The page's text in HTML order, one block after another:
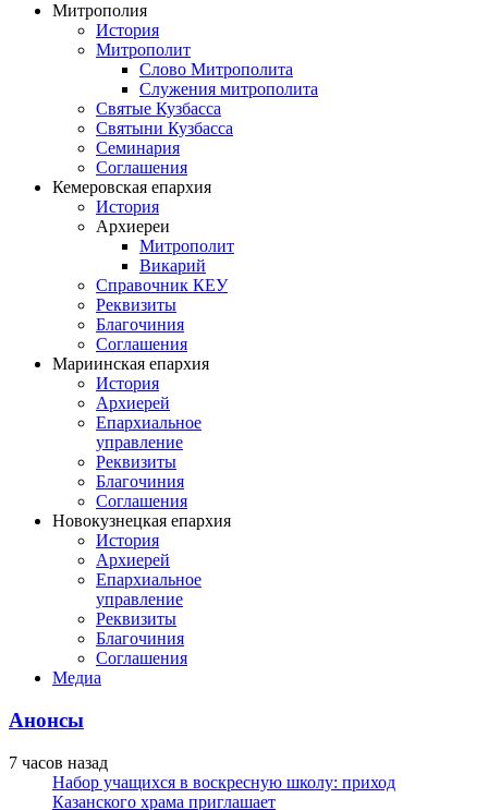
Митрополия
История
Митрополит
Слово Митрополита
Служения митрополита
Святые Кузбасса
Святыни Кузбасса
Семинария
Соглашения
Кемеровская епархия
История
Архиереи
Митрополит
Викарий
Справочник КЕУ
Реквизиты
Благочиния
Соглашения
Мариинская епархия
История
Архиерей
Епархиальное
управление
Реквизиты
Благочиния
Соглашения
Новокузнецкая епархия
История
Архиерей
Епархиальное
управление
Реквизиты
Благочиния
Соглашения
Медиа
Анонсы
7 часов назад
Набор учащихся в воскресную школу: приход
Казанского храма приглашает